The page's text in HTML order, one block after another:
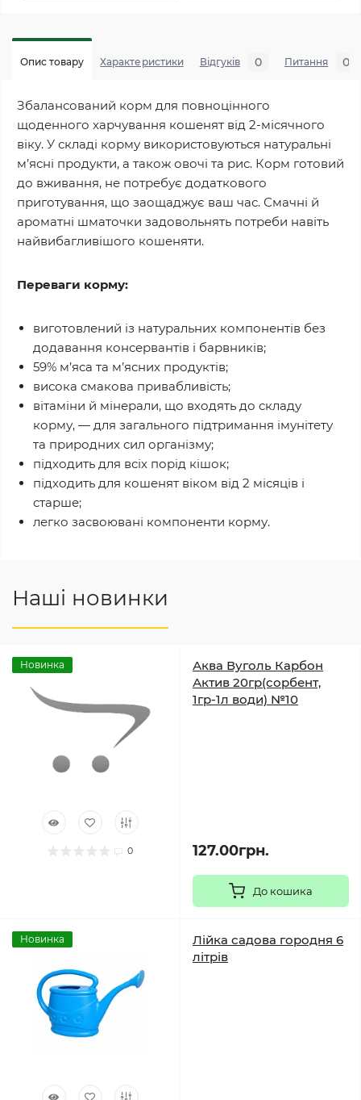
Опис товару Характеристики Відгуків 0 Питання 0
Збалансований корм для повноцінного
щоденного харчування кошенят від 2-місячного
віку. У складі корму використовуються натуральні
м’ясні продукти, а також овочі та рис. Корм готовий
до вживання, не потребує додаткового
приготування, що заощаджує ваш час. Смачні й
ароматні шматочки задовольнять потреби навіть
найвибагливішого кошеняти.
Переваги корму:
виготовлений із натуральних компонентів без
додавання консервантів і барвників;
59% м’яса та м’ясних продуктів;
висока смакова привабливість;
вітаміни й мінерали, що входять до складу
корму, — для загального підтримання імунітету
та природних сил організму;
підходить для всіх порід кішок;
підходить для кошенят віком від 2 місяців і
старше;
легко засвоювані компоненти корму.
Наші новинки
Новинка
0
Аква Вуголь Карбон
Актив 20гр(сорбент,
1гр-1л води) №10
127.00грн.
До кошика
Новинка
Лійка садова городня 6
літрів